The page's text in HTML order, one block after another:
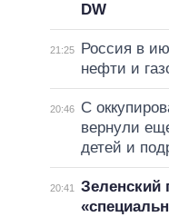
DW
21:25
Россия в
нефти и
20:46
С
вернули
детей и
20:41
Зеленский